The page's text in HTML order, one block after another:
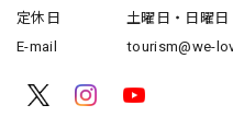
定休日
土曜日・日曜
E-mail
tourism@we-